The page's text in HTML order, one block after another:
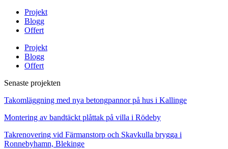
Projekt
Blogg
Offert
Projekt
Blogg
Offert
Senaste projekten
Takomläggning med nya betongpannor på hus i Kallinge
Montering av bandtäckt plåttak på villa i Rödeby
Takrenovering vid Färmanstorp och Skavkulla brygga i
Ronnebyhamn, Blekinge